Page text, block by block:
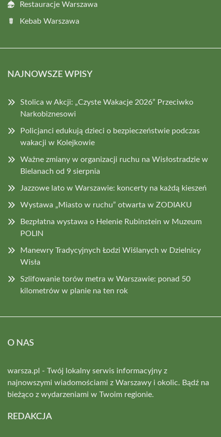
Restauracje Warszawa
Kebab Warszawa
NAJNOWSZE WPISY
Stolica w Akcji: „Czyste Wakacje 2026” Przeciwko
Narkobiznesowi
Policjanci edukują dzieci o bezpieczeństwie podczas
wakacji w Kolejkowie
Ważne zmiany w organizacji ruchu na Wisłostradzie w
Bielanach od 9 sierpnia
Jazzowe lato w Warszawie: koncerty na każdą kieszeń
Wystawa „Miasto w ruchu” otwarta w ZODIAKU
Bezpłatna wystawa o Helenie Rubinstein w Muzeum
POLIN
Manewry Tradycyjnych Łodzi Wiślanych w Dzielnicy
Wisła
Szlifowanie torów metra w Warszawie: ponad 50
kilometrów w planie na ten rok
O NAS
warsza.pl - Twój lokalny serwis informacyjny z
najnowszymi wiadomościami z Warszawy i okolic. Bądź na
bieżąco z wydarzeniami w Twoim regionie.
REDAKCJA